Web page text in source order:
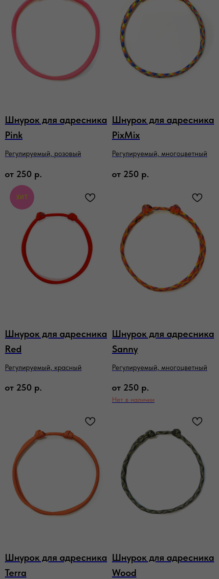
Шнурок для адресника
Pink
Регулируемый, розовый
от 250 р.
Шнурок для адресника
PixMix
Регулируемый, многоцветный
от 250 р.
ХИТ
Шнурок для адресника
Red
Регулируемый, красный
от 250 р.
Шнурок для адресника
Sanny
Регулируемый, многоцветный
от 250 р.
Нет в наличии
Шнурок для адресника
Terra
Шнурок для адресника
Wood